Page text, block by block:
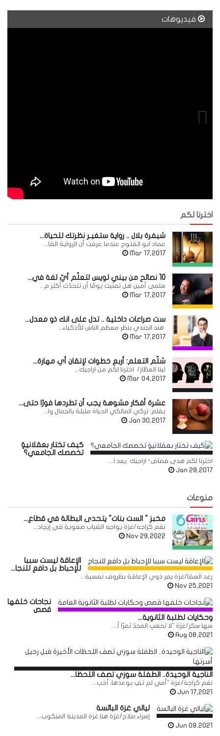
فيديوهات
اخترنا لكم
شيفرة بلال .. رواية ستغيـر نظرتك للحياة...
عماد ابو الفتوح عندما عرفت أن الرواية القا...
Mar 17,2017
10 نصائح من بيني لويس لتعلّم أيّ لغة في...
سلمى أمين هل تمنّيت يومًا أن تتحدّث أكثر م...
Mar 17,2017
ست صراعات داخلية .. تدل على انك ذو معدل...
هند الجندي ينظر معظم الناس للأذكياء...
Mar 17,2017
سُلّم التعلم: أربع خطوات لإتقان أي مهارة...
لينا العطّار/ اخترنا لكم من اراجيك...
Mar 04,2017
عشرة أفكار مشوهة يجب أن تطردها فورًا حتى...
بقلم: تركي المالكي الحياة مليئة بالجمال وا...
Jan 30,2017
كيف تختار بعقلانيةٍ
تخصصك الجامعي؟
اخترنا لكم هدى قضاض- اراجيك يعد ا...
Jan 29,2017
منوعات
مخبز " الست بنات" يتحدى البطالة في قطاع...
نغم كراجه/غزة يواجه الشباب صعوبة في إيجاد...
Nov 29,2022
الإعاقة ليست سببا
للإحباط بل دافع للنجا...
رغد السقا/غزة يمر ذوي الإعاقة بظروف نفسية...
Nov 25,2021
نجاحات خلفها
قصص
وحكايات لطلبة الثانوية...
سها سكر/غزة "لا تحسَبِ المجدَ تمرًا أ...
Aug 08,2021
الناجية الوحيدة.. الطفلة سوزي تصف اللحظا...
نغم كراجة/غزة "أمي لم تفِ بوعدها، أخب...
Jun 17,2021
ليالي غزة البائسة
إسراء صلاح/غزة هنا غزة المدينة المنكوب...
Jun 09,2021